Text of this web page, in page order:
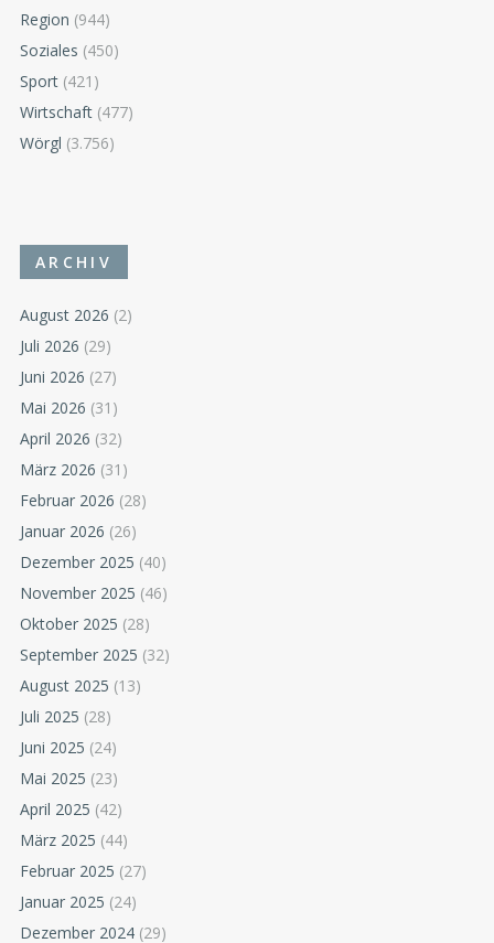
Region (944)
Soziales (450)
Sport (421)
Wirtschaft (477)
Wörgl (3.756)
ARCHIV
August 2026 (2)
Juli 2026 (29)
Juni 2026 (27)
Mai 2026 (31)
April 2026 (32)
März 2026 (31)
Februar 2026 (28)
Januar 2026 (26)
Dezember 2025 (40)
November 2025 (46)
Oktober 2025 (28)
September 2025 (32)
August 2025 (13)
Juli 2025 (28)
Juni 2025 (24)
Mai 2025 (23)
April 2025 (42)
März 2025 (44)
Februar 2025 (27)
Januar 2025 (24)
Dezember 2024 (29)